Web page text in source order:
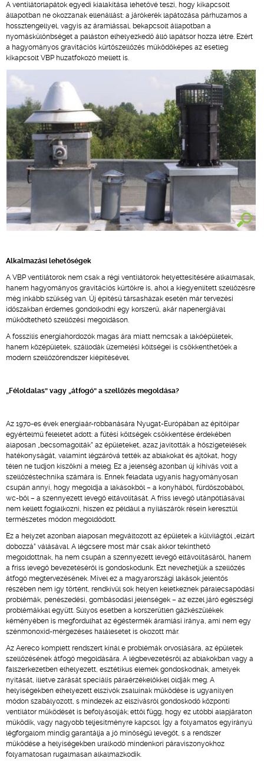
A ventilátorlapátok egyedi kialakítása lehetővé teszi, hogy kikapcsolt
állapotban ne okozzanak ellenállást: a járókerék lapátozása párhuzamos a
hossztengellyel, vagyis az áramlással, bekapcsolt állapotban a
nyomáskülönbséget a paláston elhelyezkedő álló lapátsor hozza létre. Ezért
a hagyományos gravitációs kürtőszellőzés működőképes az esetleg
kikapcsolt VBP huzatfokozó mellett is.
Alkalmazási lehetőségek
A VBP ventilátorok nem csak a régi ventilátorok helyettesítésére alkalmasak,
hanem hagyományos gravitációs kürtőkre is, ahol a kiegyenlített szellőzésre
még inkább szükség van. Új építésű társasházak esetén már tervezési
időszakban érdemes gondolkodni egy korszerű, akár napenergiával
működtethető szellőzési megoldáson.
A fosszilis energiahordozók magas ára miatt nemcsak a lakóépületek,
hanem középületek, szállodák üzemelési költségei is csökkenthetőek a
modern szellőzőrendszer kiépítésével.
„Féloldalas” vagy „átfogó” a szellőzés megoldása?
Az 1970-es évek energiaár-robbanására Nyugat-Európában az építőipar
egyértelmű feleletet adott: a fűtési költségek csökkentése érdekében
alaposan „becsomagolták” az épületeket, azaz javították a hőszigetelések
hatékonyságát, valamint légzáróvá tették az ablakokat és ajtókat, hogy
télen ne tudjon kiszökni a meleg. Ez a jelenség azonban új kihívás volt a
szellőzéstechnika számára is. Ennek feladata ugyanis hagyományosan
csupán annyi, hogy megoldja a lakásokból – a konyhából, fürdőszobából,
wc-ből – a szennyezett levegő eltávolítását. A friss levegő utánpótlásával
nem kellett foglalkozni, hiszen ez például a nyílászárók résein keresztül
természetes módon megoldódott.
Ez a helyzet azonban alaposan megváltozott az épületek a külvilágtól „elzárt
dobozzá” válásával. A légcsere most már csak akkor tekinthető
megoldottnak, ha nem csupán a szennyezett levegő eltávolításáról, hanem
a friss levegő bevezetéséről is gondoskodunk. Ezt nevezhetjük a szellőzés
átfogó megtervezésének. Mivel ez a magyarországi lakások jelentős
részében nem így történt, rendkívül sok helyen keletkeznek páralecsapódási
problémák, penészedési, gombásodási jelenségek – az ezzel járó egészségi
problémákkal együtt. Súlyos esetben a korszerűtlen gázkészülékek
kéményében is megfordulhat az égéstermék áramlási iránya, ami nem egy
szénmonoxid-mérgezéses halálesetet is okozott már.
Az Aereco komplett rendszert kínál e problémák orvoslására, az épületek
szellőzésének átfogó megoldására. A légbevezetésről az ablakokban vagy a
falszerkezetben elhelyezett, esztétikus elemek gondoskodnak, amelyek
nyitását, illetve zárását speciális páraérzékelőkkel oldják meg. A
helyiségekben elhelyezett elszívók zsaluinak működése is ugyanilyen
módon szabályozott, s mindezek az elszívásról gondoskodó központi
ventilátor működését is befolyásolják; ettől függ, hogy ez utóbbi alapjáraton
működik, vagy nagyobb teljesítményre kapcsol. Így a folyamatos egyirányú
légforgalom mindig garantálja a jó minőségű levegőt, s a rendszer
működése a helyiségekben uralkodó mindenkori páraviszonyokhoz
folyamatosan rugalmasan alkalmazkodik.